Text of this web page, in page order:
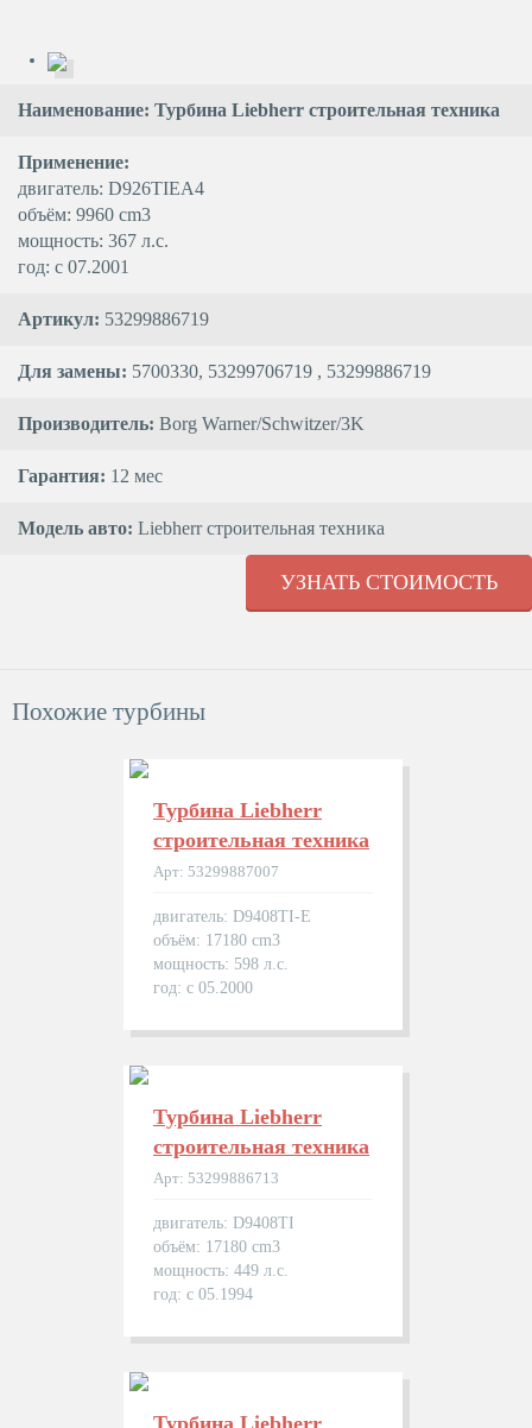
Наименование: Турбина Liebherr строительная техника
Применение:
двигатель: D926TIEA4
объём: 9960 cm3
мощность: 367 л.с.
год: с 07.2001
Артикул: 53299886719
Для замены: 5700330, 53299706719 , 53299886719
Производитель: Borg Warner/Schwitzer/3K
Гарантия: 12 мес
Модель авто: Liebherr строительная техника
УЗНАТЬ СТОИМОСТЬ
Похожие турбины
Турбина Liebherr
строительная техника
Арт: 53299887007
двигатель: D9408TI-E
объём: 17180 cm3
мощность: 598 л.с.
год: с 05.2000
Турбина Liebherr
строительная техника
Арт: 53299886713
двигатель: D9408TI
объём: 17180 cm3
мощность: 449 л.с.
год: с 05.1994
Турбина Liebherr